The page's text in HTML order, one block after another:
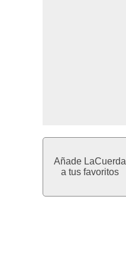
Añade LaCuerda
a tus favoritos